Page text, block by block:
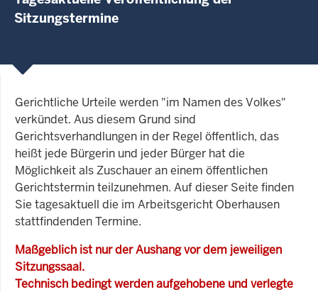
Sitzungstermine
Gerichtliche Urteile werden "im Namen des Volkes"
verkündet. Aus diesem Grund sind
Gerichtsverhandlungen in der Regel öffentlich, das
heißt jede Bürgerin und jeder Bürger hat die
Möglichkeit als Zuschauer an einem öffentlichen
Gerichtstermin teilzunehmen. Auf dieser Seite finden
Sie tagesaktuell die im Arbeitsgericht Oberhausen
stattfindenden Termine.
Maßgeblich ist nur der Aushang vor dem jeweiligen
Sitzungssaal.
Technisch bedingt werden aufgehobene und verlegte